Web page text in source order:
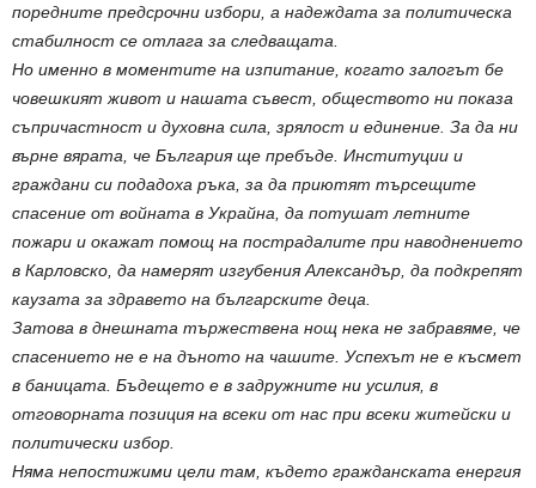
поредните предсрочни избори, а надеждата за политическа
стабилност се отлага за следващата.
Но именно в моментите на изпитание, когато залогът бе
човешкият живот и нашата съвест, обществото ни показа
съпричастност и духовна сила, зрялост и единение. За да ни
върне вярата, че България ще пребъде. Институции и
граждани си подадоха ръка, за да приютят търсещите
спасение от войната в Украйна, да потушат летните
пожари и окажат помощ на пострадалите при наводнението
в Карловско, да намерят изгубения Александър, да подкрепят
каузата за здравето на българските деца.
Затова в днешната тържествена нощ нека не забравяме, че
спасението не е на дъното на чашите. Успехът не е късмет
в баницата. Бъдещето е в задружните ни усилия, в
отговорната позиция на всеки от нас при всеки житейски и
политически избор.
Няма непостижими цели там, където гражданската енергия